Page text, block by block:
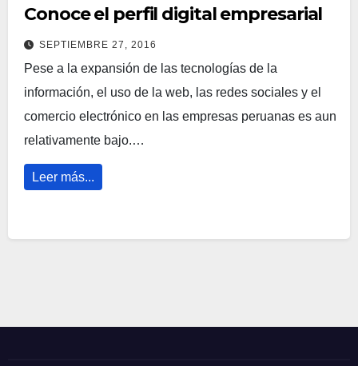
Conoce el perfil digital empresarial
SEPTIEMBRE 27, 2016
Pese a la expansión de las tecnologías de la
información, el uso de la web, las redes sociales y el
comercio electrónico en las empresas peruanas es aun
relativamente bajo.…
Leer más...